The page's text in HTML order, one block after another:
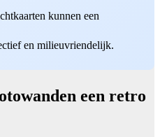
kunnen een
en milieuvriendelijk.
een retro